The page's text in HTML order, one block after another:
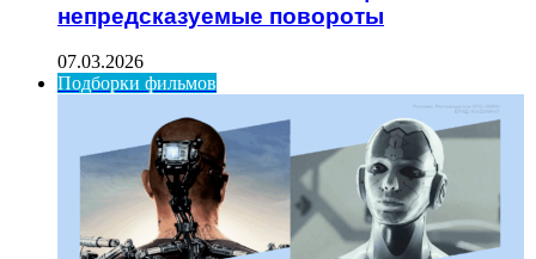
непредсказуемые повороты
07.03.2026
Подборки фильмов